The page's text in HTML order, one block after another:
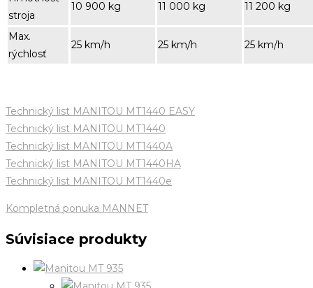
stroja
10 900 kg 11 000 kg 11 200 kg
Max.
rýchlosť
25 km/h 25 km/h 25 km/h
Technický list MANITOU MT1440 EASY
Technický list MANITOU MT1440
Technický list MANITOU MT1440A
Technický list MANITOU MT1440HA
Technický list MANITOU MT1440e
Kompletná ponuka MANNET
Súvisiace produkty